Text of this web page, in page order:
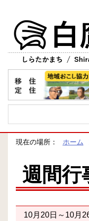
現在の場所： ホーム
週間行
10月20日～10月